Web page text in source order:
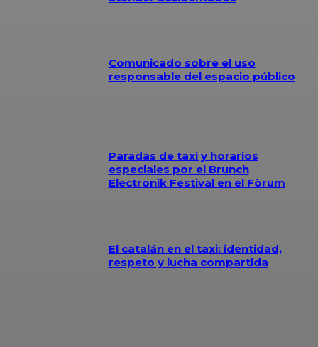
Comunicado sobre el uso
responsable del espacio público
Paradas de taxi y horarios
especiales por el Brunch
Electronik Festival en el Fòrum
El catalán en el taxi: identidad,
respeto y lucha compartida